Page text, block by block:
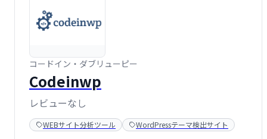
コードイン・ダブリューピー
Codeinwp
レビューなし
WEBサイト分析ツール WordPressテーマ検出サイト